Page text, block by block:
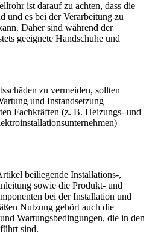
ist darauf zu achten, dass die
und es bei der Verarbeitung zu
Daher sind während der
geeignete Handschuhe und
zu vermeiden, sollten
und Instandsetzung
Fachkräften (z. B. Heizungs- und
beiliegende Installations-,
sowie die Produkt- und
bei der Installation und
Nutzung gehört auch die
Wartungsbedingungen, die in den
sind.